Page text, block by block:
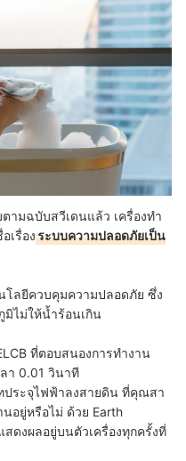
ามฉบับสวีเดนแล้ว เครื่องทำ
เรื่องระบบความปลอดภัยเป็น
โลยีควบคุมความปลอดภัย ซึ่ง
ไม่ให้น้ำร้อนเกิน
ที่ตอบสนองการทำงาน
า 0.01 วินาที
ประจุไฟฟ้าลงสายดิน ที่คุณสา
อยู่หรือไม่ ด้วย Earth
ดงผลอยู่บนตัวเครื่องทุกครั้งที่